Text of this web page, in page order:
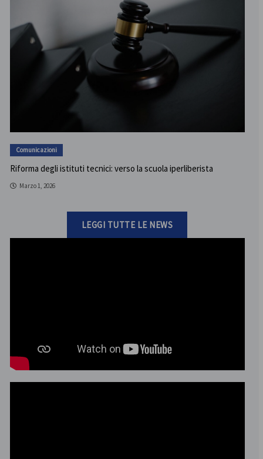
Comunicazioni
Riforma degli istituti tecnici: verso la scuola iperliberista
Marzo 1, 2026
LEGGI TUTTE LE NEWS